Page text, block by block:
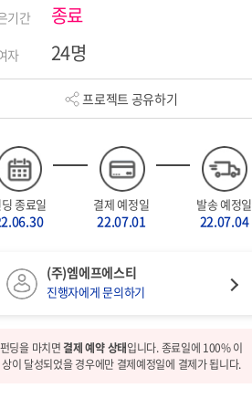
기간 종료
자 24명
프로젝트 공유하기
종료일 결제 예정일
22.07.01
발송 예정일
22.07.04
(주)엠에프에스티
진행자에게 문의하기
펀딩을 마치면결제 예약 상태입니다. 종료일에 100% 이
상이 달성되었을 경우에만 결제예정일에 결제가 됩니다.